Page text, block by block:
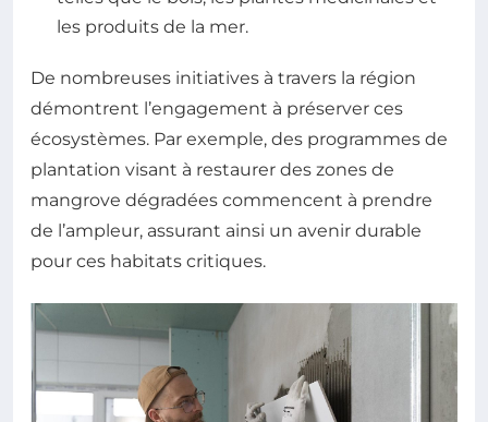
les produits de la mer.
De nombreuses initiatives à travers la région
démontrent l’engagement à préserver ces
écosystèmes. Par exemple, des programmes de
plantation visant à restaurer des zones de
mangrove dégradées commencent à prendre
de l’ampleur, assurant ainsi un avenir durable
pour ces habitats critiques.